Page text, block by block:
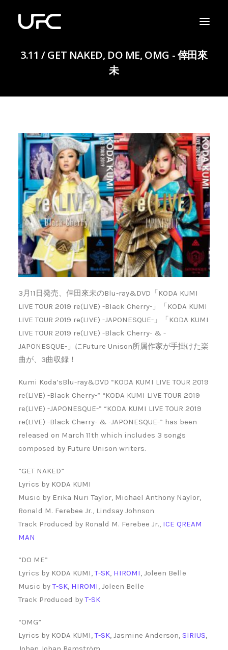
3.11 / GET NAKED, DO ME, OMG - 倖田來
未
3月11日発売、倖田來未のBlu-ray&DVD「KODA KUMI
LIVE TOUR 2019 re(LIVE) -Black Cherry-」「KODA KUMI
LIVE TOUR 2019 re(LIVE) -JAPONESQUE-」「KODA KUMI
LIVE TOUR 2019 re(LIVE) -Black Cherry- & -
JAPONESQUE-」にFuture Unison所属作家が手掛けた楽
曲が、3曲収録！
Kumi Koda’sBlu-ray&DVD “KODA KUMI LIVE TOUR 2019
re(LIVE) -Black Cherry-” “KODA KUMI LIVE TOUR 2019
re(LIVE) -JAPONESQUE-” “KODA KUMI LIVE TOUR 2019
re(LIVE) -Black Cherry- & -JAPONESQUE-” has been
released on March 11th which includes 3 songs
composed by Future Unison writers.
”GET NAKED”
Lyrics by KODA KUMI
Music by Erika Nuri Taylor, Michael Anthony Naylor,
Ronald M. Ferebee Jr., Lindsay Johnson
Track Produced by Ronald M. Ferebee Jr., ICE QREAM
MAN
“DO ME”
Lyrics by KODA KUMI,T-SK, HIROMI, Joleen Belle
Music byT-SK, HIROMI, Joleen Belle
Track Produced byT-SK
“OMG”
Lyrics by KODA KUMI,T-SK, Jasmine Anderson, SIRIUS,